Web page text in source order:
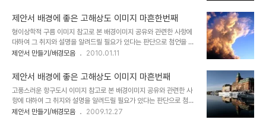
▣ 제안서 ..
군요. ^^ 사실 아바타에 대한 글에 있어서는 "아바타, 생각의 분화를
일으키는 마법!"이란 제목으로 썼던 세번째 글이 이곳 블로그에서 발
행했던 글들중 그 중심이라고 할 수 있습니다. 그런데, 많은 생각을 하
고 스스로 그만큼 심혈을 기울여 쓴 만큼, 많은 분들과 아바타에 대한
생각을 나누고자 했던 기대와는 달리 그러하지 못한 부분에 있어서는
좀더 많은 분들과의 공감이 ..
제안서 배경에 좋은 고해상도 이미지 마흔한번째
형이상학적 구름 이미지 참고로 본 배경이미지 공유와 관련한 사항에
대하여 그 취지와 설명을 알려드릴 필요가 있다는 판단으로 첨언을 추
가합니다. 처음 제안서와 관련한 포스팅을 주제로 설정하고 블로그에
요소가 있었습니다. 이에 대한 내용을 처음 "제안서 배경에 좋은 이미
지"라는 시리즈 제목으로 이미지들을 올리기 시작하면서 그 첫번째 글
"제안서 배경에 좋은 고해상도 이미지 하나"에서 저의 생각을 밝혀 놓
았습니다. 어떤 내용인지 한번 보시길 부탁드립니다. (_ _) 내용은 그
리 길지 않습니다. ^^ 이미지 출처: interfacelift.com ▣ 멋진제안
제안서 만들기/배경모음 2010.01.11
제안서 배경에 좋은 고해상도 이미지 마흔번째
고풍스러운 항구도시 이미지 참고로 본 배경이미지 공유와 관련한 사
항에 대하여 그 취지와 설명을 알려드릴 필요가 있다는 판단으로 첨언
을 추가합니다. 처음 제안서와 관련한 포스팅을 주제로 설정하고 블로
제안서 만들기/배경모음 2009.12.27